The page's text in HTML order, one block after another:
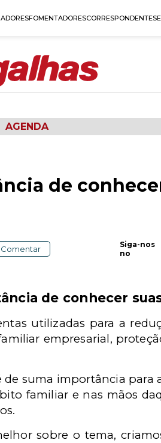
FOMENTADORESCORRESPONDENTES
AGENDA
de
Comentar
Siga-nos
no
de conhecer
utilizadas para a
empresarial,
suma importância para
familiar e nas mãos
sobre o tema,